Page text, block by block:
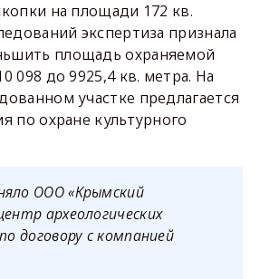
на площади 172 кв.
экспертиза признала
площадь охраняемой
098 до 9925,4 кв. метра. На
участке предлагается
по охране культурного
ООО «Крымский
археологических
договору с компанией